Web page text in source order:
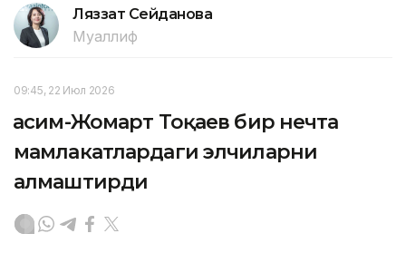
Ляззат Сейданова
Муаллиф
09:45, 22 Июл 2026
Қасим-Жомарт Тоқаев бир нечта
мамлакатлардаги элчиларни
алмаштирди